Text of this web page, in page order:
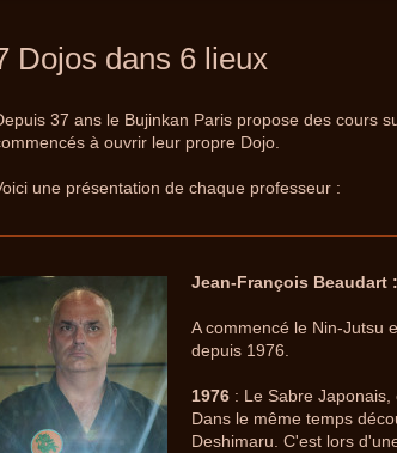
Dojos dans 6 lieux
37 ans le Bujinkan Paris propose des cours
à ouvrir leur propre Dojo.
une présentation de chaque professeur :
Jean-François Beaudart :
A commencé le Nin-Jutsu
depuis 1976.
1976: Le Sabre Japonais,
Dans le même temps
Deshimaru. C'est lors